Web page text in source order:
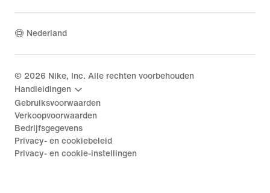
Nederland
© 2026 Nike, Inc. Alle rechten voorbehouden
Handleidingen
Gebruiksvoorwaarden
Verkoopvoorwaarden
Bedrijfsgegevens
Privacy- en cookiebeleid
Privacy- en cookie-instellingen